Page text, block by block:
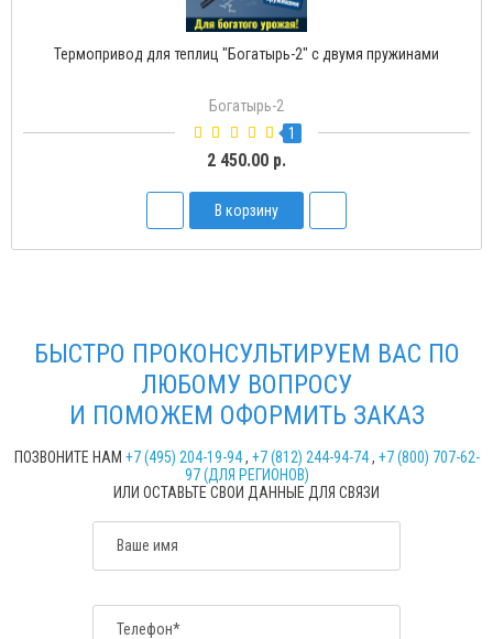
Термопривод для теплиц "Богатырь-Д" с доводчиком
Богатырь-Д
2
1 500.00 р.
В корзину
БЫСТРО ПРОКОНСУЛЬТИРУЕМ ВАС ПО
ЛЮБОМУ ВОПРОСУ
И ПОМОЖЕМ ОФОРМИТЬ ЗАКАЗ
ПОЗВОНИТЕ НАМ +7 (495) 204-19-94, +7 (812) 244-94-74, +7 (800) 707-62-
97 (ДЛЯ РЕГИОНОВ)
ИЛИ ОСТАВЬТЕ СВОИ ДАННЫЕ ДЛЯ СВЯЗИ
Ваше имя
Телефон*